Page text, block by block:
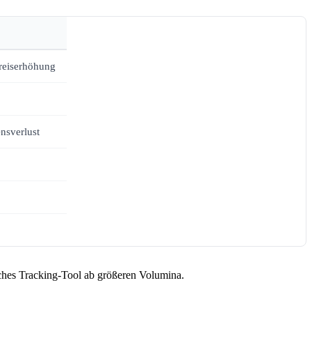
Tracking-Tool ab größeren Volumina.